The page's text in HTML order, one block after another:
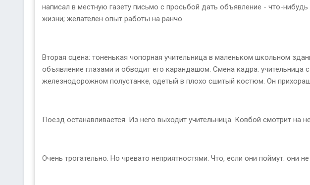
написал в местную газету письмо с просьбой дать объявление - что-
жизни; желателен опыт работы на ранчо.
Вторая сцена: тоненькая чопорная учительница в маленьком школьном
объявление глазами и обводит его карандашом. Смена кадра:
железнодорожном полустанке, одетый в плохо сшитый костюм. Он
Поезд останавливается. Из него выходит учительница. Ковбой смотрит на
Очень трогательно. Но чревато неприятностями. Что, если они поймут: они